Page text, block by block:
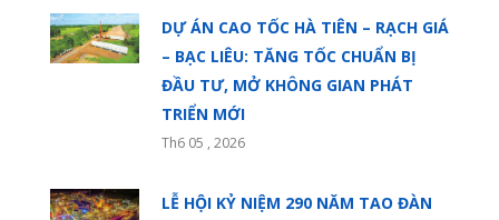
DỰ ÁN CAO TỐC HÀ TIÊN – RẠCH GIÁ
– BẠC LIÊU: TĂNG TỐC CHUẨN BỊ
ĐẦU TƯ, MỞ KHÔNG GIAN PHÁT
TRIỂN MỚI
Th6 05 , 2026
LỄ HỘI KỶ NIỆM 290 NĂM TAO ĐÀN